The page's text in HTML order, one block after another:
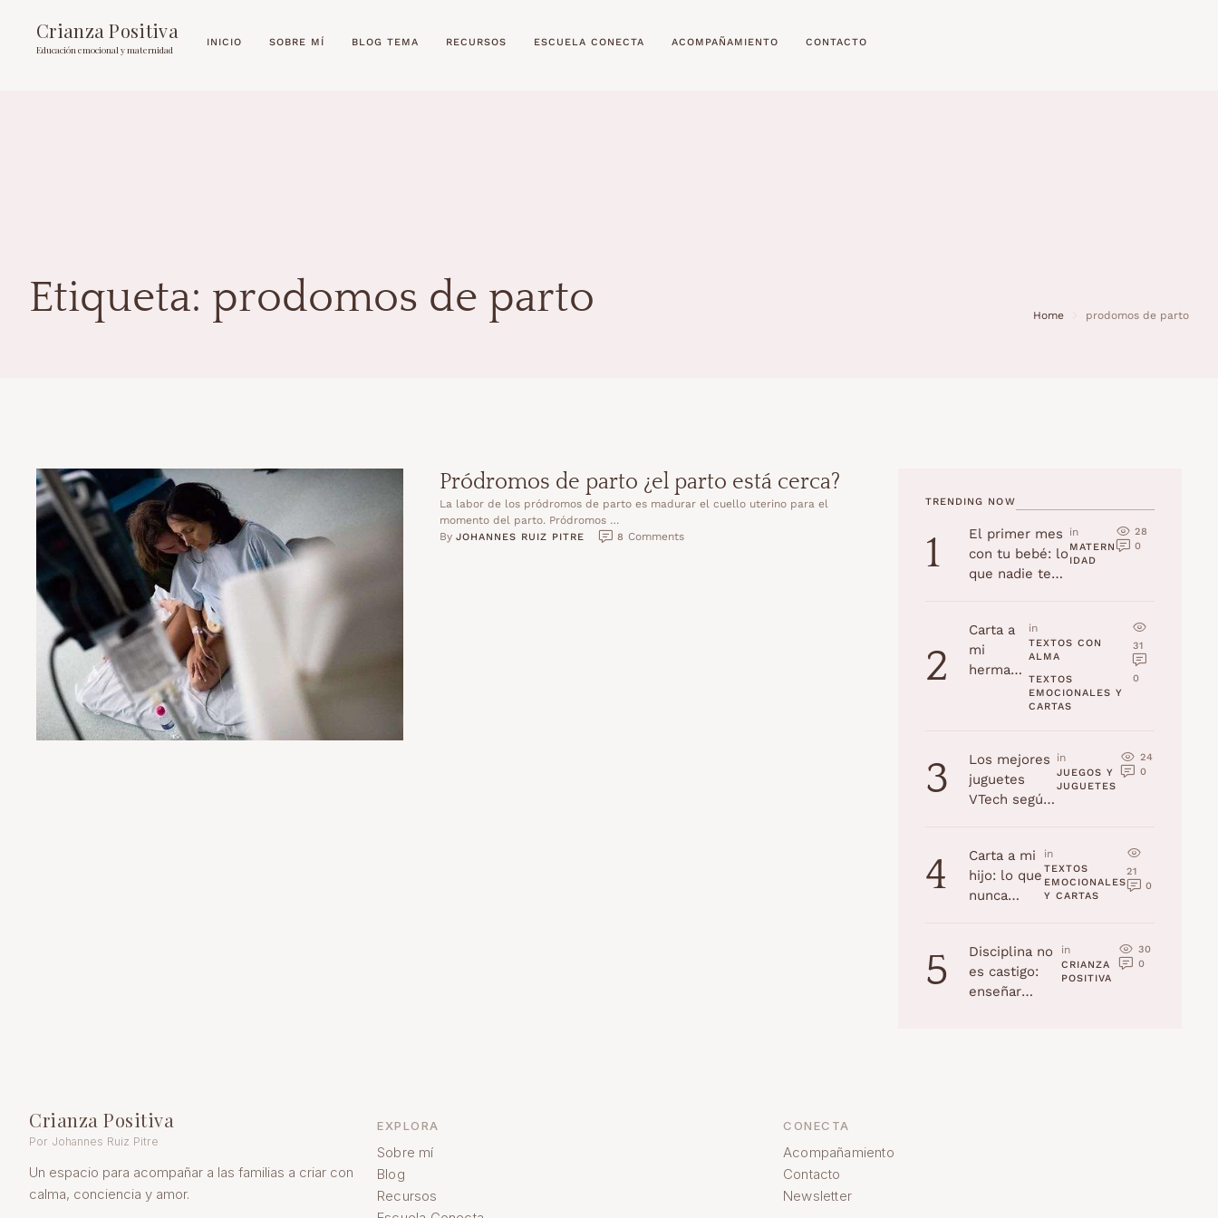
Crianza Positiva
Educación emocional y maternidad
INICIO SOBRE MÍ BLOG TEMA RECURSOS ESCUELA CONECTA ACOMPAÑAMIENTO CONTACTO
Etiqueta: prodomos de parto Home prodomos de parto
Pródromos de parto ¿el parto está cerca?
La labor de los pródromos de parto es madurar el cuello uterino para el
momento del parto. Pródromos …
By JOHANNES RUIZ PITRE 8 Comments
TRENDING NOW
1
El primer mes
con tu bebé: lo
que nadie te
in
MATERN
IDAD
28
0
2
Carta a
mi
hermana
in
TEXTOS CON
ALMA
TEXTOS
EMOCIONALES Y
CARTAS
31
0
3
Los mejores
juguetes
VTech según
2025)
in
JUEGOS Y
JUGUETES
24
0
4
Carta a mi
hijo: lo que
nunca
jamás
olvidaré
in
TEXTOS
EMOCIONALES
Y CARTAS
21
0
5
Disciplina no
es castigo:
enseñar
in
CRIANZA
POSITIVA
30
0
Crianza Positiva
Por Johannes Ruiz Pitre
Un espacio para acompañar a las familias a criar con
calma, conciencia y amor.
EXPLORA
Sobre mí
Blog
Recursos
CONECTA
Acompañamiento
Contacto
Newsletter